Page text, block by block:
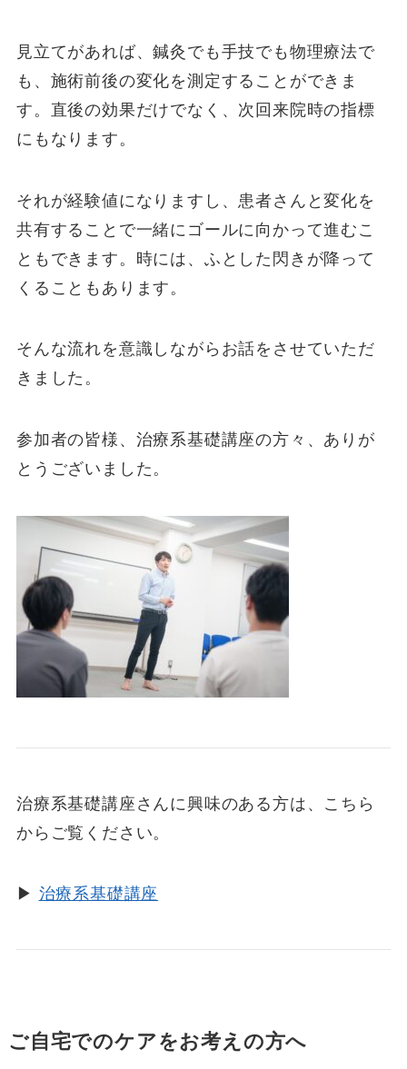
見立てがあれば、鍼灸でも手技でも物理療法で
も、施術前後の変化を測定することができま
す。直後の効果だけでなく、次回来院時の指標
にもなります。
それが経験値になりますし、患者さんと変化を
共有することで一緒にゴールに向かって進むこ
ともできます。時には、ふとした閃きが降って
くることもあります。
そんな流れを意識しながらお話をさせていただ
きました。
参加者の皆様、治療系基礎講座の方々、ありが
とうございました。
治療系基礎講座さんに興味のある方は、こちら
からご覧ください。
▶ 治療系基礎講座
ご自宅でのケアをお考えの方へ